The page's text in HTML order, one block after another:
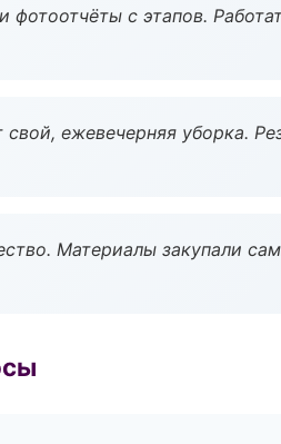
фотоотчёты с этапов.
ежевечерняя уборка.
Материалы закупали